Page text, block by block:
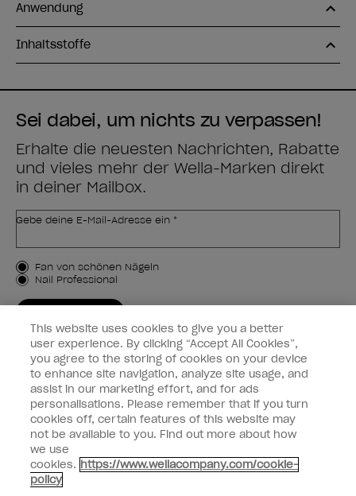
Anwendung
Inhaltsstoffe
Sei dabei, um nichts zu verpassen!
Erhalte die neuesten Nachrichten, Rabatte
und vieles mehr der Wella-Marken direkt
in deiner Mailbox.
Gebe deine E-Mail-Adresse ein *
Kundenart
Fan von schönen Nägeln
Nail Professional
Kundeninformationen
Vernetzen
facebookinstagram
This website uses cookies to give you a better
user experience. By clicking “Accept All Cookies”,
you agree to the storing of cookies on your device
to enhance site navigation, analyze site usage, and
assist in our marketing effort, and for ads
personalisations. Please remember that if you turn
cookies off, certain features of this website may
not be available to you. Find out more about how
we use
cookies. https://www.wellacompany.com/cookie-
policy